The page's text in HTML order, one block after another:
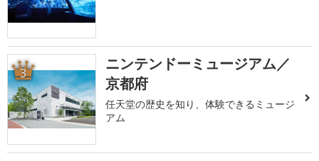
3
ニンテンドーミュージアム／
京都府
任天堂の歴史を知り、体験できるミュージ
アム